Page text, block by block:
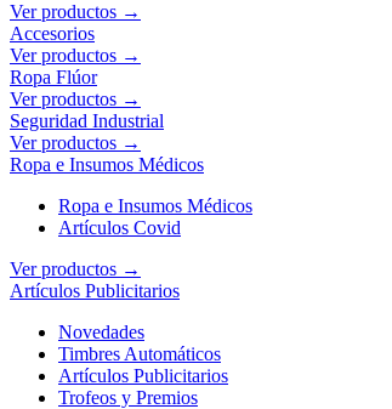
Ver productos →
Accesorios
Ver productos →
Ropa Flúor
Ver productos →
Seguridad Industrial
Ver productos →
Ropa e Insumos Médicos
Ropa e Insumos Médicos
Artículos Covid
Ver productos →
Artículos Publicitarios
Novedades
Timbres Automáticos
Artículos Publicitarios
Trofeos y Premios